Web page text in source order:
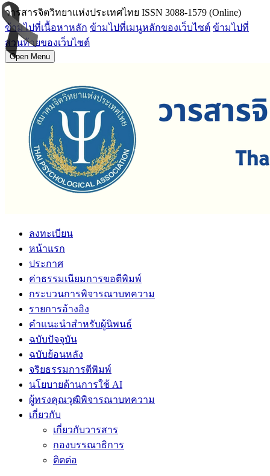
วารสารจิตวิทยาแห่งประเทศไทย ISSN 3088-1579 (Online)
ข้ามไปที่เนื้อหาหลัก ข้ามไปที่เมนูหลักของเว็บไซต์ ข้ามไปที่
ส่วนท้ายของเว็บไซต์
Open Menu
ลงทะเบียน
หน้าแรก
ประกาศ
ค่าธรรมเนียมการขอตีพิมพ์
กระบวนการพิจารณาบทความ
รายการอ้างอิง
คำแนะนำสำหรับผู้นิพนธ์
ฉบับปัจจุบัน
ฉบับย้อนหลัง
จริยธรรมการตีพิมพ์
นโยบายด้านการใช้ AI
ผู้ทรงคุณวุฒิพิจารณาบทความ
เกี่ยวกับ
เกี่ยวกับวารสาร
กองบรรณาธิการ
ติดต่อ